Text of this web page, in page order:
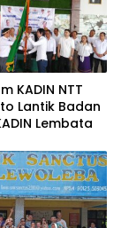
KADIN NTT
Lantik Badan
Lembata